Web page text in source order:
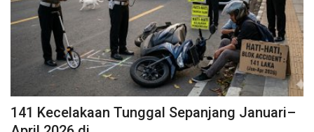
141 Kecelakaan Tunggal Sepanjang Januari–